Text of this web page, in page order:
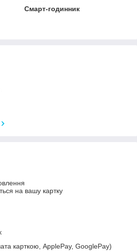
Смарт-годинник
на вашу картку
карткою, ApplePay, GooglePay)